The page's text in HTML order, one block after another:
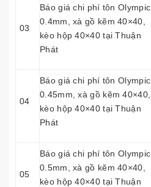
03
Báo giá chi phí tôn Olympic
0.4mm, xà gồ kẽm 40×40,
kèo hộp 40×40 tại Thuận
Phát
04
Báo giá chi phí tôn Olympic
0.45mm, xà gồ kẽm 40×40,
kèo hộp 40×40 tại Thuận
Phát
05
Báo giá chi phí tôn Olympic
0.5mm, xà gồ kẽm 40×40,
kèo hộp 40×40 tại Thuận